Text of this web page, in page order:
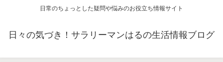
日常のちょっとした疑問や悩みのお役立ち情報サイト
日々の気づき！サラリーマンはるの生活情報ブログ